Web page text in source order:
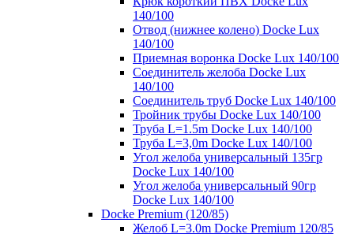
140/100
Отвод (нижнее колено) Docke Lux
140/100
Приемная воронка Docke Lux 140/100
Соединитель желоба Docke Lux
140/100
Соединитель труб Docke Lux 140/100
Тройник трубы Docke Lux 140/100
Труба L=1.5m Docke Lux 140/100
Труба L=3,0m Docke Lux 140/100
Угол желоба универсальный 135гр
Docke Lux 140/100
Угол желоба универсальный 90гр
Docke Lux 140/100
Docke Premium (120/85)
Желоб L=3.0m Docke Premium 120/85